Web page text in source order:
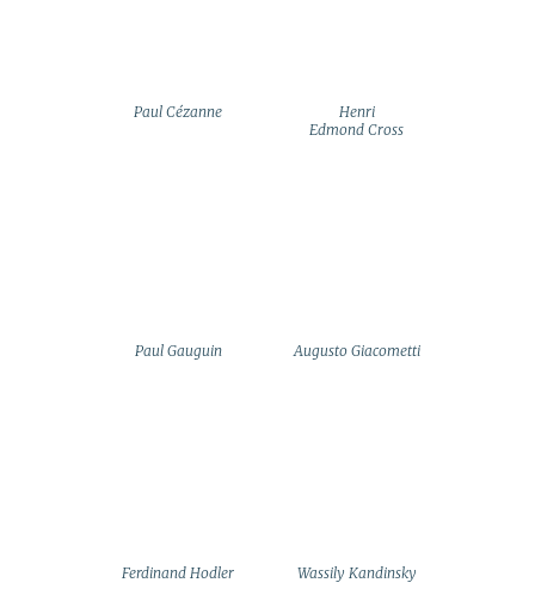
Paul Cézanne
Henri
Edmond Cross
Paul Gauguin Augusto Giacometti
Ferdinand Hodler Wassily Kandinsky